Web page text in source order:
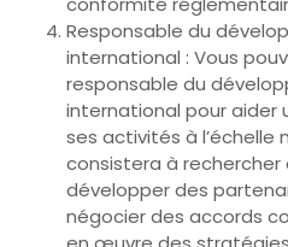
Responsable du
international : Vous
responsable du
international pour aider
ses activités à l’échelle
consistera à rechercher
développer des
négocier des accords